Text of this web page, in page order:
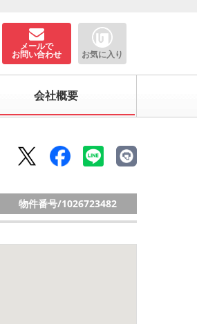
メールで
お問い合わせ お気に入り
会社概要
物件番号/1026723482